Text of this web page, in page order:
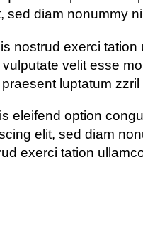
sed diam nonummy
nostrud exerci
velit esse
luptatum
eleifend option
elit, sed diam
exerci tation